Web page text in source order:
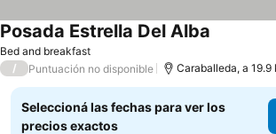
Bed and breakfast
Posada Estrella Del Alba
/ Puntuación no disponible Caraballeda, a
Seleccioná las fechas para ver los
precios exactos